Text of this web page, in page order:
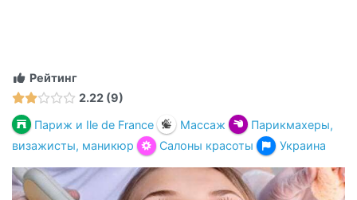
Рейтинг
2.22 9
Париж и Ile de France
Массаж
Парикмахеры,
визажисты, маникюр
Салоны красоты Украина